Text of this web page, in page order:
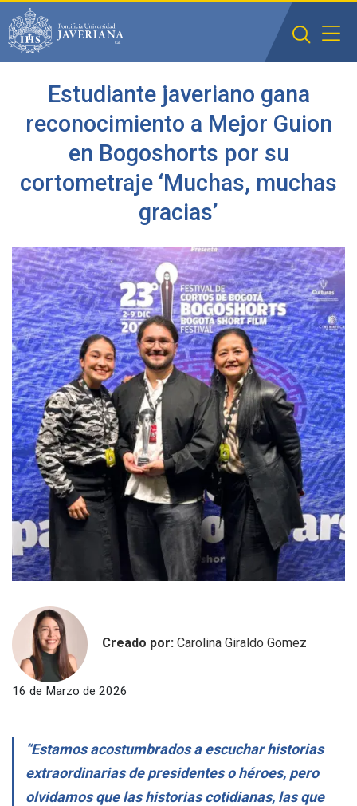
Saltar al contenido principal
Estudiante javeriano gana
reconocimiento a Mejor Guion
en Bogoshorts por su
cortometraje ‘Muchas, muchas
gracias’
Creado por: Carolina Giraldo Gomez
16 de Marzo de 2026
“Estamos acostumbrados a escuchar historias
extraordinarias de presidentes o héroes, pero
olvidamos que las historias cotidianas, las que